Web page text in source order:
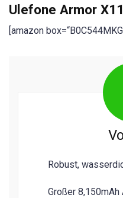
Ulefone Armor X11
[amazon
Robust,
Großer 8,150mAh